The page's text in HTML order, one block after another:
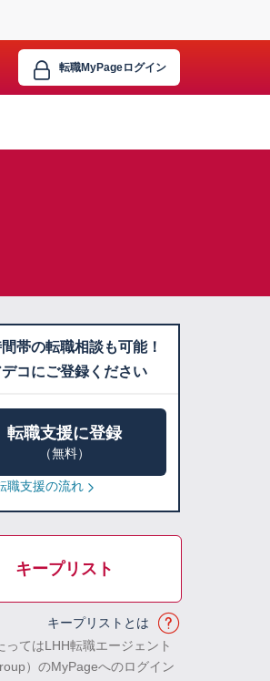
転職MyPageログイン
帯の転職相談も可能！
デコにご登録ください
転職支援に登録
（無料）
職支援の流れ
キープリスト
キープリストとは
ってはLHH転職エージェント
）のMyPageへのログイン